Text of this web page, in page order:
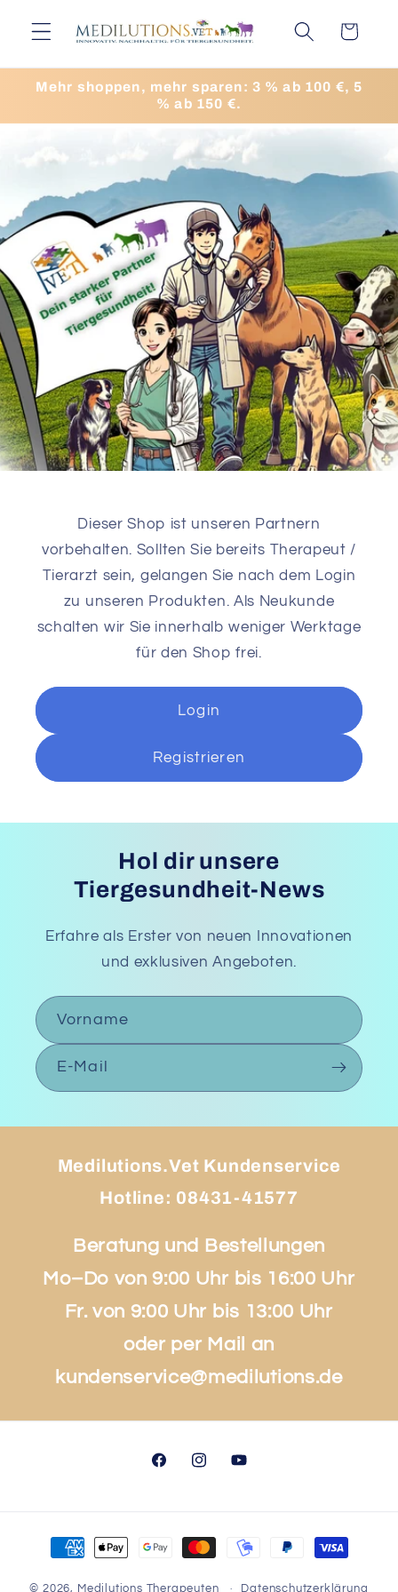
zum
Inhalt
Warenkorb
Mehr shoppen, mehr sparen: 3 % ab 100 €, 5
% ab 150 €.
Dieser Shop ist unseren Partnern
vorbehalten. Sollten Sie bereits Therapeut /
Tierarzt sein, gelangen Sie nach dem Login
zu unseren Produkten. Als Neukunde
schalten wir Sie innerhalb weniger Werktage
für den Shop frei.
Login
Registrieren
Hol dir unsere
Tiergesundheit-News
Erfahre als Erster von neuen Innovationen
und exklusiven Angeboten.
Vorname
E-Mail
Medilutions.Vet Kundenservice
Hotline: 08431-41577
Beratung und Bestellungen
Mo–Do von 9:00 Uhr bis 16:00 Uhr
Fr. von 9:00 Uhr bis 13:00 Uhr
oder per Mail an
kundenservice@medilutions.de
FacebookInstagramYouTube
Zahlungsmethoden
© 2026, Medilutions Therapeuten Datenschutzerklärung